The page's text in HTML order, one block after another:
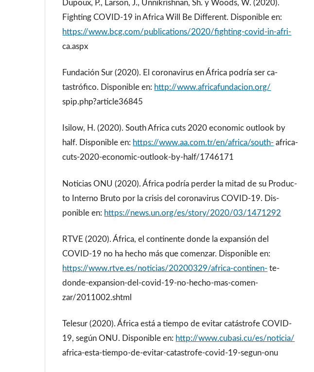
Dupoux, P., Larson, J., Unnikrishnan, Sh. y Woods, W. (2020).
Fighting COVID-19 in Africa Will Be Different. Disponible en:
https://www.bcg.com/publications/2020/fighting-covid-in-afri-
ca.aspx
Fundación Sur (2020). El coronavirus en África podría ser ca-
tastrófico. Disponible en: http://www.africafundacion.org/
spip.php?article36845
Isilow, H. (2020). South Africa cuts 2020 economic outlook by
half. Disponible en: https://www.aa.com.tr/en/africa/south- africa-
cuts-2020-economic-outlook-by-half/1746171
Noticias ONU (2020). África podría perder la mitad de su Produc-
to Interno Bruto por la crisis del coronavirus COVID-19. Dis-
ponible en: https://news.un.org/es/story/2020/03/1471292
RTVE (2020). África, el continente donde la expansión del
COVID-19 no ha hecho más que comenzar. Disponible en:
https://www.rtve.es/noticias/20200329/africa-continen- te-
donde-expansion-del-covid-19-no-hecho-mas-comen-
zar/2011002.shtml
Telesur (2020). África está a tiempo de evitar catástrofe COVID-
19, según ONU. Disponible en: http://www.cubasi.cu/es/noticia/
africa-esta-tiempo-de-evitar-catastrofe-covid-19-segun-onu